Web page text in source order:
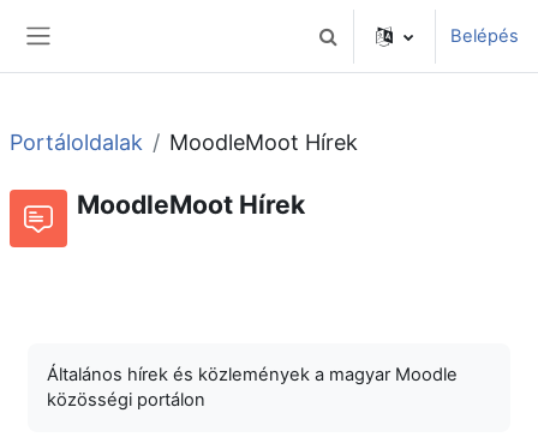
Keresési bemeneti adatok
Belépés
Portáloldalak MoodleMoot Hírek
MoodleMoot Hírek
Általános hírek és közlemények a magyar Moodle
közösségi portálon